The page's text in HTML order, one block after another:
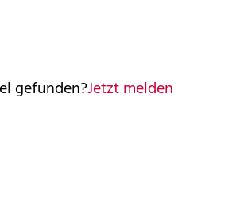
gefunden?Jetzt melden